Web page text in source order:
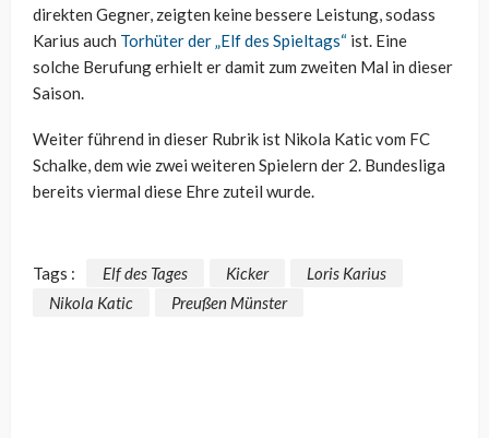
direkten Gegner, zeigten keine bessere Leistung, sodass
Karius auch Torhüter der „Elf des Spieltags“ ist. Eine
solche Berufung erhielt er damit zum zweiten Mal in dieser
Saison.
Weiter führend in dieser Rubrik ist Nikola Katic vom FC
Schalke, dem wie zwei weiteren Spielern der 2. Bundesliga
bereits viermal diese Ehre zuteil wurde.
Tags : Elf des Tages Kicker
Loris Karius
Nikola Katic
Preußen Münster